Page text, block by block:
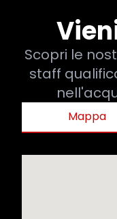
Scopri le
staff
Mappa